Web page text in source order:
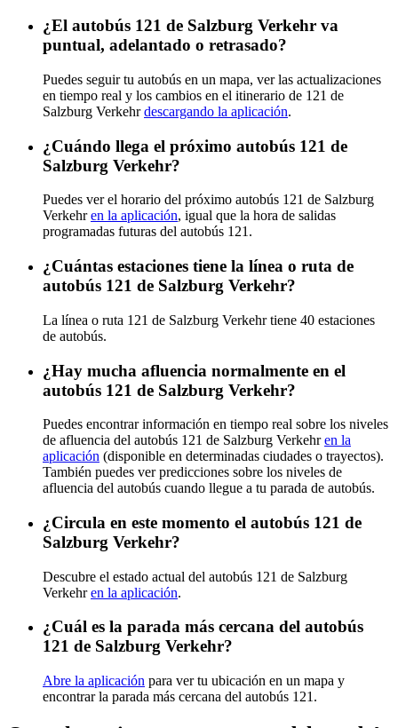
¿El autobús 121 de Salzburg Verkehr va
puntual, adelantado o retrasado?
Puedes seguir tu autobús en un mapa, ver las actualizaciones
en tiempo real y los cambios en el itinerario de 121 de
Salzburg Verkehrdescargando la aplicación.
¿Cuándo llega el próximo autobús 121 de
Salzburg Verkehr?
Puedes ver el horario del próximo autobús 121 de Salzburg
Verkehren la aplicación, igual que la hora de salidas
programadas futuras del autobús 121.
¿Cuántas estaciones tiene la línea o ruta de
autobús 121 de Salzburg Verkehr?
La línea o ruta 121 de Salzburg Verkehr tiene 40 estaciones
de autobús.
¿Hay mucha afluencia normalmente en el
autobús 121 de Salzburg Verkehr?
Puedes encontrar información en tiempo real sobre los niveles
de afluencia del autobús 121 de Salzburg Verkehren la
aplicación (disponible en determinadas ciudades o trayectos).
También puedes ver predicciones sobre los niveles de
afluencia del autobús cuando llegue a tu parada de autobús.
¿Circula en este momento el autobús 121 de
Salzburg Verkehr?
Descubre el estado actual del autobús 121 de Salzburg
Verkehren la aplicación.
¿Cuál es la parada más cercana del autobús
121 de Salzburg Verkehr?
Abre la aplicación para ver tu ubicación en un mapa y
encontrar la parada más cercana del autobús 121.